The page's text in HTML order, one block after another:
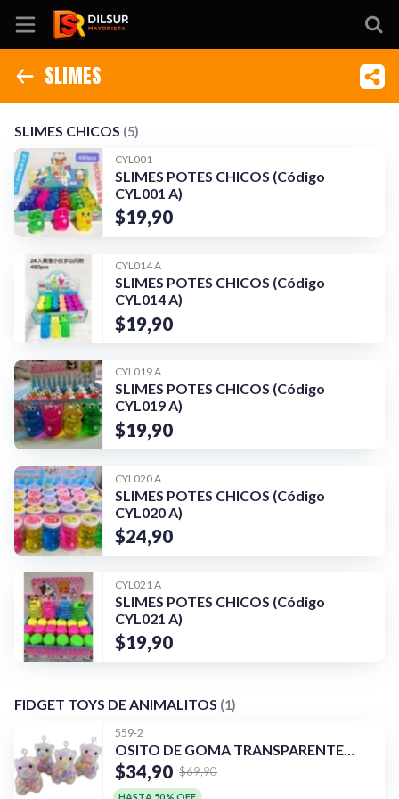
Inicio
Información
Ubicación
Sitio web
Instagram
tienda así para mi
emprendimiento!
SLIMES
SLIMES CHICOS (5)
CYL001
SLIMES POTES CHICOS (Código
CYL001 A)
$19,90
CYL014 A
SLIMES POTES CHICOS (Código
CYL014 A)
$19,90
CYL019 A
SLIMES POTES CHICOS (Código
CYL019 A)
$19,90
CYL020 A
SLIMES POTES CHICOS (Código
CYL020 A)
$24,90
CYL021 A
SLIMES POTES CHICOS (Código
CYL021 A)
$19,90
FIDGET TOYS DE ANIMALITOS (1)
559-2
OSITO DE GOMA TRANSPARENTE
CON ORBIS DE COLORES (Código:
559-2)
$69,90
$34,90